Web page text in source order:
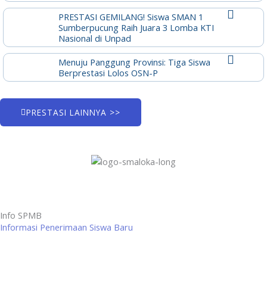
PRESTASI GEMILANG! Siswa SMAN 1
Sumberpucung Raih Juara 3 Lomba KTI
Nasional di Unpad
Menuju Panggung Provinsi: Tiga Siswa
Berprestasi Lolos OSN-P
PRESTASI LAINNYA >>
Info SPMB
Informasi Penerimaan Siswa Baru